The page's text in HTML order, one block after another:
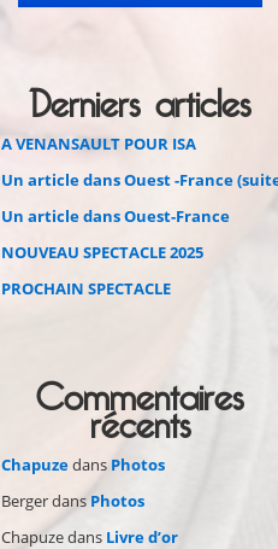
Derniers articles
A VENANSAULT POUR ISA
Un article dans Ouest -France
Un article dans Ouest-France
NOUVEAU SPECTACLE 2025
PROCHAIN SPECTACLE
Commentaires
récents
Chapuzedans Photos
Bergerdans Photos
Chapuzedans Livre d’or